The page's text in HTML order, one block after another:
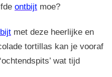
ontbijt moe?
met deze heerlijke en
tortillas kan je vooraf
wat tijd